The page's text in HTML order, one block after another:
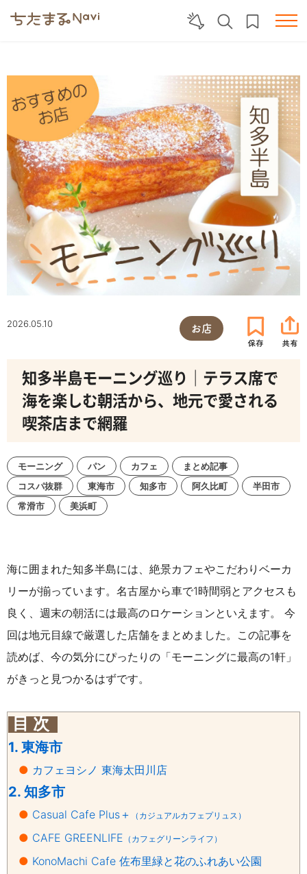
2026.05.10 お店
知多半島モーニング巡り｜テラス席で
海を楽しむ朝活から、地元で愛される
喫茶店まで網羅
モーニング パン カフェ
まとめ記事
コスパ抜群
東海市 知多市 阿久比町
半田市
常滑市
美浜町
海に囲まれた知多半島には、絶景カフェやこだわりベーカ
リーが揃っています。名古屋から車で1時間弱とアクセスも
良く、週末の朝活には最高のロケーションといえます。 今
回は地元目線で厳選した店舗をまとめました。この記事を
読めば、今の気分にぴったりの「モーニングに最高の1軒」
がきっと見つかるはずです。
目 次
1. 東海市
● カフェヨシノ 東海太田川店
2. 知多市
● Casual Cafe Plus＋ （カジュアルカフェプリュス）
● CAFE GREENLIFE （カフェグリーンライフ）
● KonoMachi Cafe 佐布里緑と花のふれあい公園